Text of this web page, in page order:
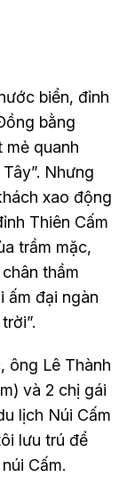
biển, đỉnh
bằng
mẻ quanh
Nhưng
xao động
Thiên Cấm
trầm mặc,
thầm
ấm đại ngàn
ông Lê Thành
và 2 chị gái
lịch Núi Cấm
lưu trú để
Cấm.